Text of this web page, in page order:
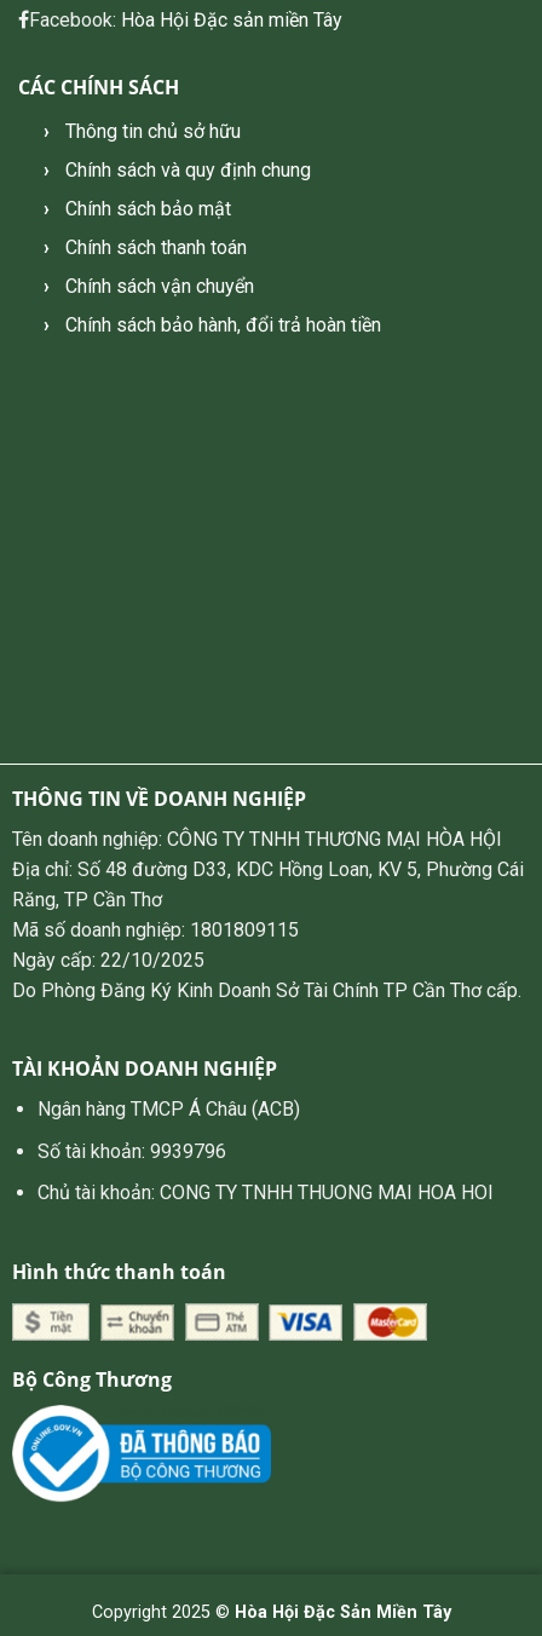
Facebook: Hòa Hội Đặc sản miền Tây
CÁC CHÍNH SÁCH
Thông tin chủ sở hữu
Chính sách và quy định chung
Chính sách bảo mật
Chính sách thanh toán
Chính sách vận chuyển
Chính sách bảo hành, đổi trả hoàn tiền
THÔNG TIN VỀ DOANH NGHIỆP
Tên doanh nghiệp: CÔNG TY TNHH THƯƠNG MẠI HÒA HỘI
Địa chỉ: Số 48 đường D33, KDC Hồng Loan, KV 5, Phường Cái
Răng, TP Cần Thơ
Mã số doanh nghiệp: 1801809115
Ngày cấp: 22/10/2025
Do Phòng Đăng Ký Kinh Doanh Sở Tài Chính TP Cần Thơ cấp.
TÀI KHOẢN DOANH NGHIỆP
Ngân hàng TMCP Á Châu (ACB)
Số tài khoản: 9939796
Chủ tài khoản: CONG TY TNHH THUONG MAI HOA HOI
Hình thức thanh toán
Bộ Công Thương
Copyright 2025 © Hòa Hội Đặc Sản Miền Tây